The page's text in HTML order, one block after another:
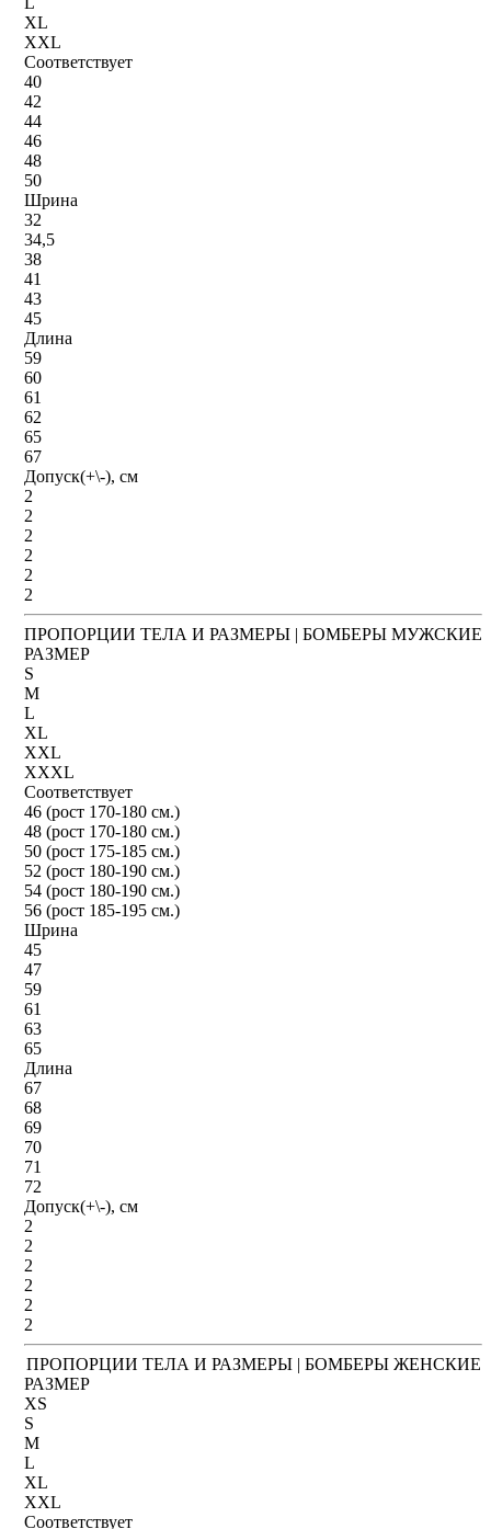
XL
XXL
Соответствует
40
42
44
46
48
50
Шрина
32
34,5
38
41
43
45
Длина
59
60
61
62
65
67
Допуск(+\-), см
2
2
2
2
2
2
ПРОПОРЦИИ ТЕЛА И РАЗМЕРЫ | БОМБЕРЫ МУЖСКИЕ
РАЗМЕР
S
M
L
XL
XXL
XXXL
Соответствует
46 (рост 170-180 см.)
48 (рост 170-180 см.)
50 (рост 175-185 см.)
52 (рост 180-190 см.)
54 (рост 180-190 см.)
56 (рост 185-195 см.)
Шрина
45
47
59
61
63
65
Длина
67
68
69
70
71
72
Допуск(+\-), см
2
2
2
2
2
2
ПРОПОРЦИИ ТЕЛА И РАЗМЕРЫ | БОМБЕРЫ ЖЕНСКИЕ
РАЗМЕР
XS
S
M
L
XL
XXL
Соответствует